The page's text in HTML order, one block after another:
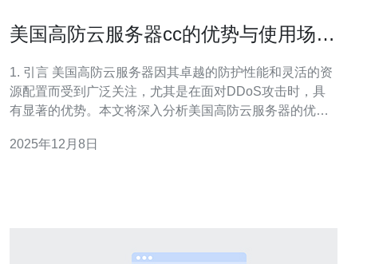
美国高防云服务器cc的优势与使用场景
1. 引言 美国高防云服务器因其卓越的防护性能和灵活的资
源配置而受到广泛关注，尤其是在面对DDoS攻击时，具
有显著的优势。本文将深入分析美国高防云服务器的优势
云服务器的基本概念 高防云服务器是一种专门设计用于抵
2025年12月8日